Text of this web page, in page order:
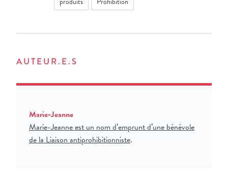
AUTEUR.E.S
Marie-Jeanne
Marie-Jeanne est un nom d’emprunt d’une bénévole
de la Liaison antiprohibitionniste.